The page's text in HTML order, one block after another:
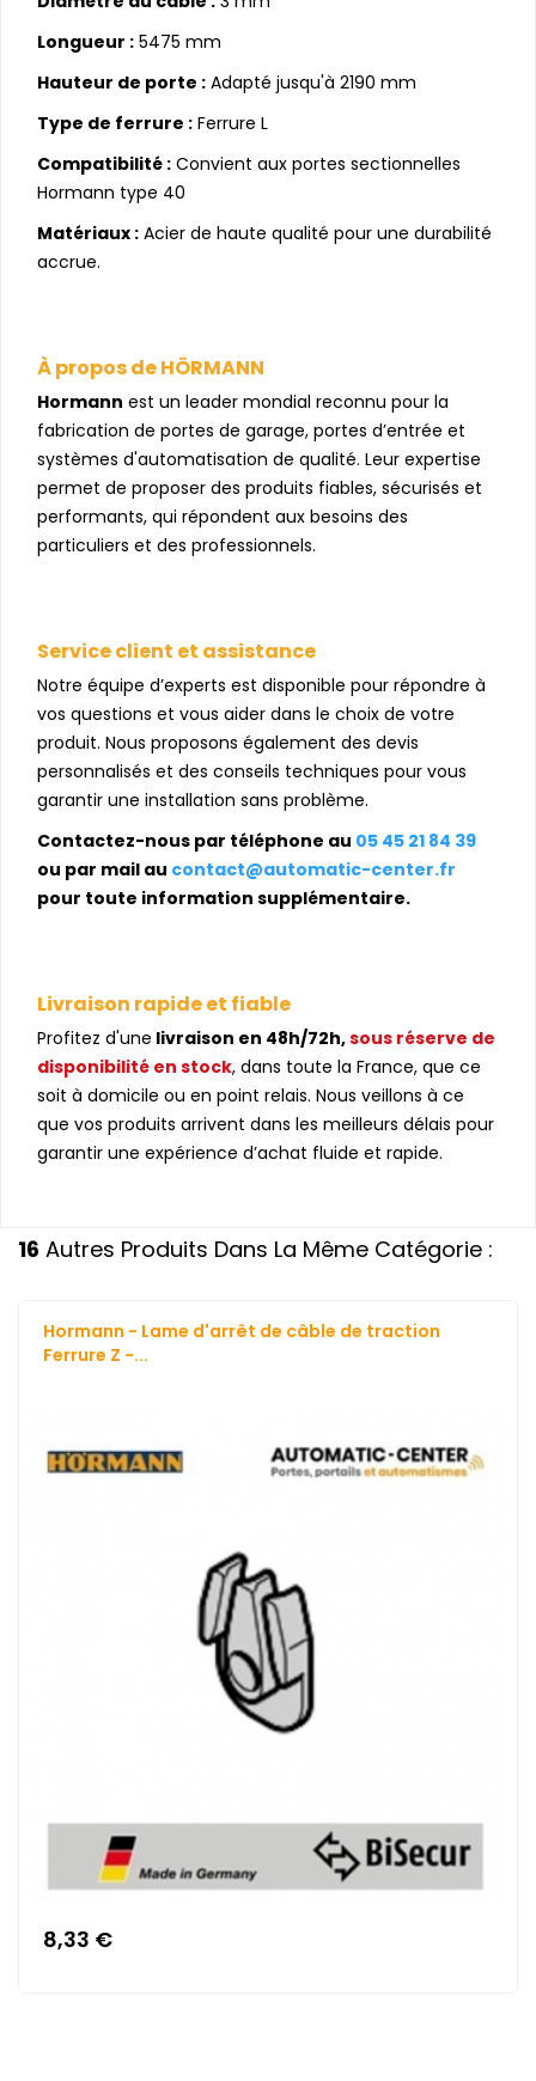
Longueur : 5475 mm
Hauteur de porte : Adapté jusqu'à 2190 mm
Type de ferrure : Ferrure L
Compatibilité : Convient aux portes sectionnelles
Hormann type 40
Matériaux : Acier de haute qualité pour une durabilité
accrue.
À propos de HÖRMANN
Hormann est un leader mondial reconnu pour la
fabrication de portes de garage, portes d’entrée et
systèmes d'automatisation de qualité. Leur expertise
permet de proposer des produits fiables, sécurisés et
performants, qui répondent aux besoins des
particuliers et des professionnels.
Service client et assistance
Notre équipe d’experts est disponible pour répondre à
vos questions et vous aider dans le choix de votre
produit. Nous proposons également des devis
personnalisés et des conseils techniques pour vous
garantir une installation sans problème.
Contactez-nous par téléphone au 05 45 21 84 39
ou par mail au contact@automatic-center.fr
pour toute information supplémentaire.
Livraison rapide et fiable
Profitez d'une livraison en 48h/72h,sous réserve de
disponibilité en stock, dans toute la France, que ce
soit à domicile ou en point relais. Nous veillons à ce
que vos produits arrivent dans les meilleurs délais pour
garantir une expérience d’achat fluide et rapide.
16 Autres Produits Dans La Même Catégorie :
Hormann - Lame d'arrêt de câble de traction
Ferrure Z -...
8,33 €